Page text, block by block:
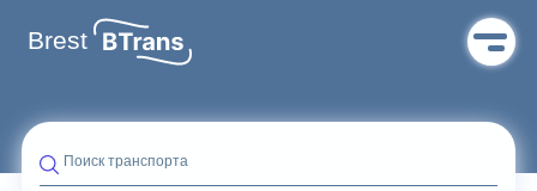
Brest
Поиск транспорта